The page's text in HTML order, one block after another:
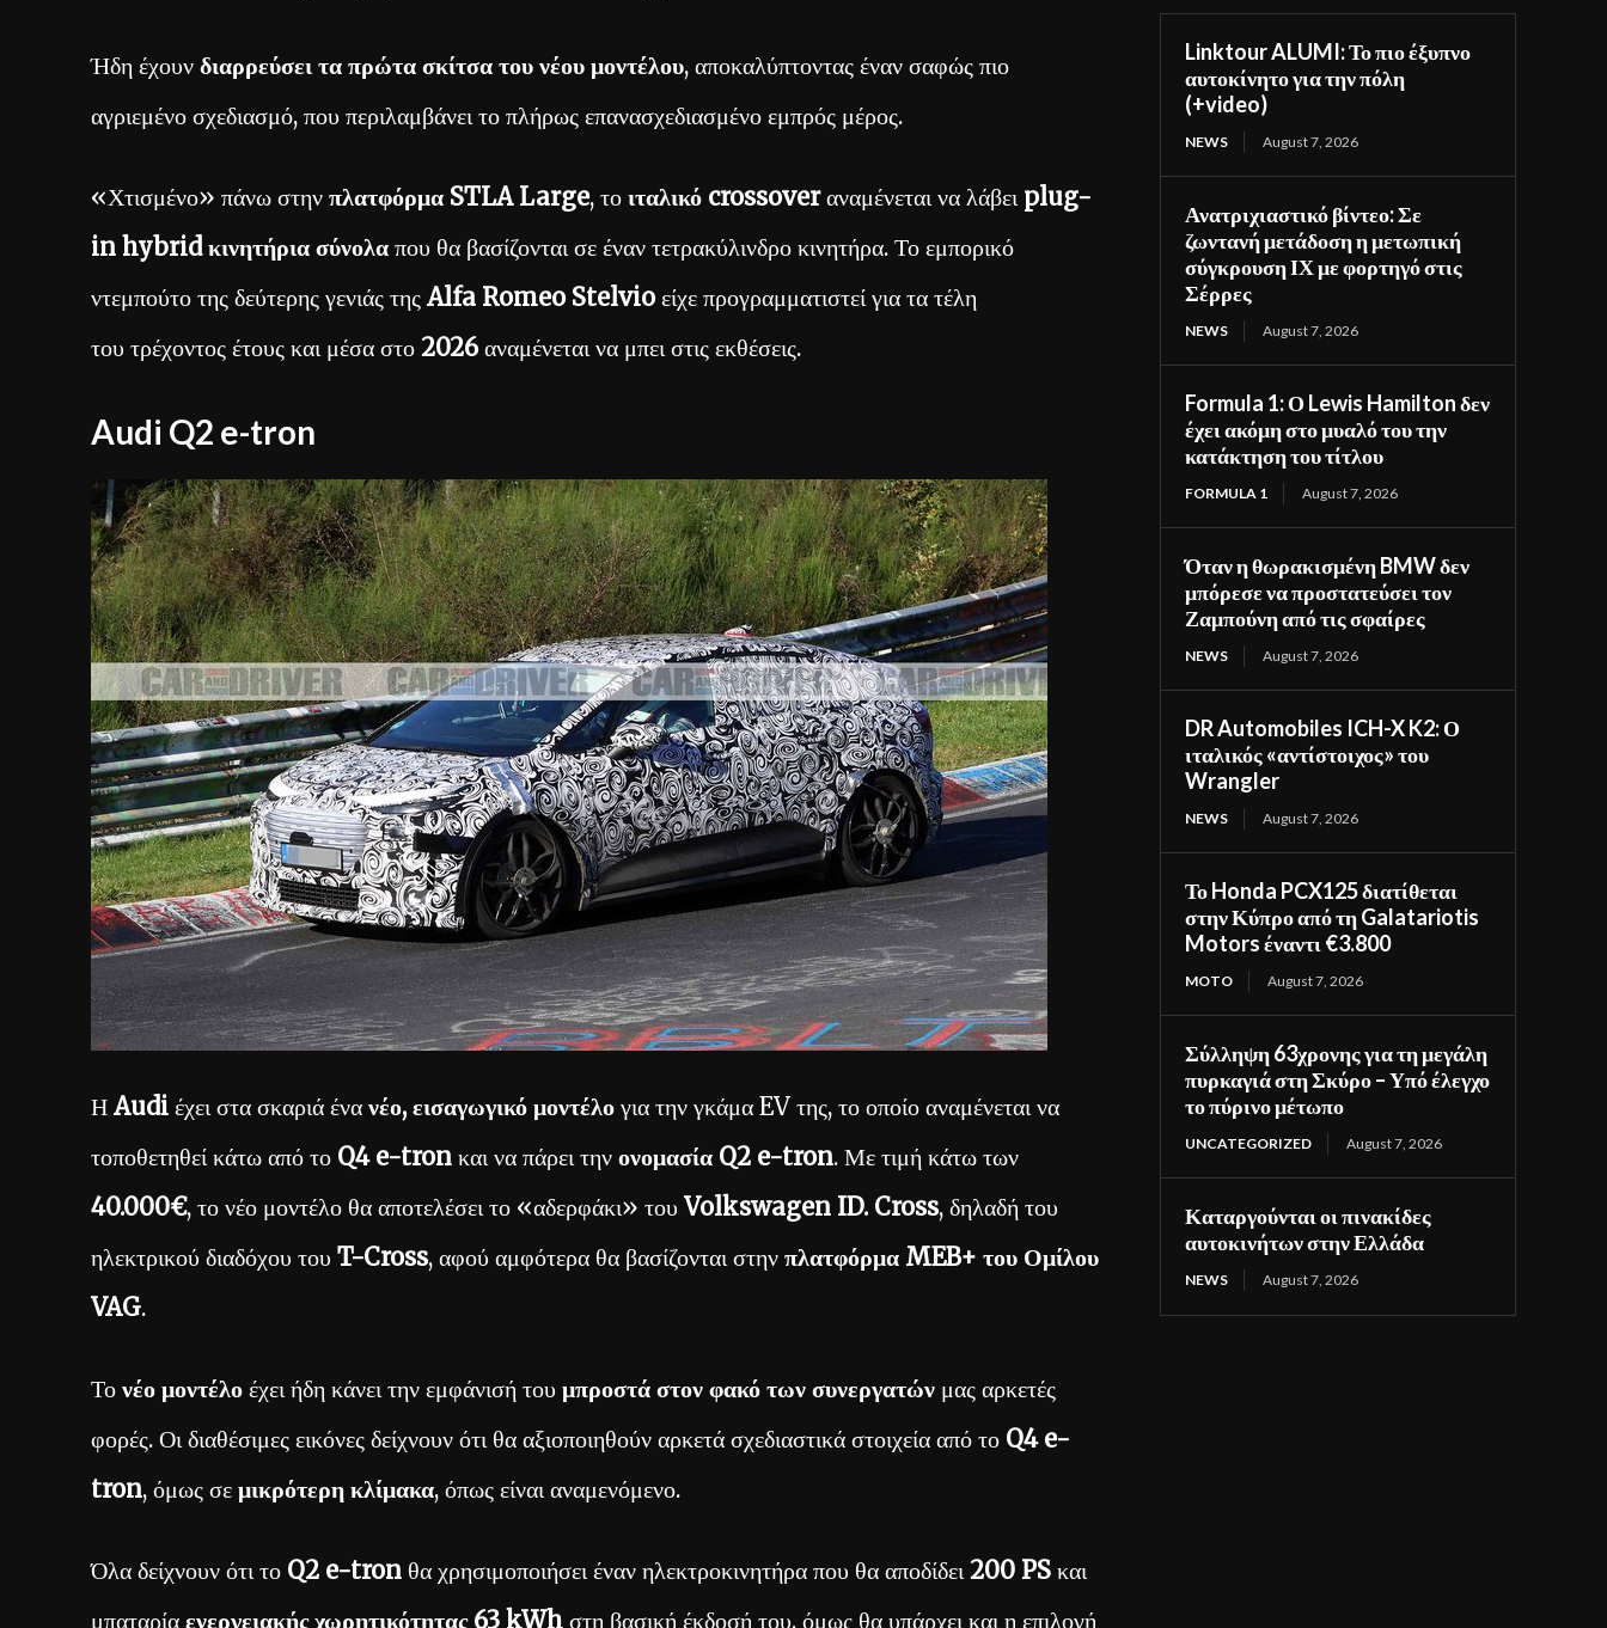
Ήδη έχουν διαρρεύσει τα πρώτα σκίτσα του νέου μοντέλου, αποκαλύπτοντας έναν σαφώς πιο
αγριεμένο σχεδιασμό, που περιλαμβάνει το πλήρως επανασχεδιασμένο εμπρός μέρος.
«Χτισμένο» πάνω στην πλατφόρμα STLA Large, το ιταλικό crossoverαναμένεται να λάβει plug-
in hybrid κινητήρια σύνολα που θα βασίζονται σε έναν τετρακύλινδρο κινητήρα. Το εμπορικό
ντεμπούτο της δεύτερης γενιάς της Alfa Romeo Stelvioείχε προγραμματιστεί για τα τέλη
του τρέχοντος έτους και μέσα στο 2026 αναμένεται να μπει στις εκθέσεις.
Audi Q2 e-tron
Η Audi έχει στα σκαριά ένα νέο, εισαγωγικό μοντέλο για την γκάμα EV της, το οποίο αναμένεται να
τοποθετηθεί κάτω από το Q4 e-tron και να πάρει την ονομασία Q2 e-tron. Με τιμή κάτω των
40.000€, το νέο μοντέλο θα αποτελέσει το «αδερφάκι» του Volkswagen ID. Cross, δηλαδή του
ηλεκτρικού διαδόχου του T-Cross, αφού αμφότερα θα βασίζονται στην πλατφόρμα MEB+ του Ομίλου
VAG.
Το νέο μοντέλο έχει ήδη κάνει την εμφάνισή του μπροστά στον φακό των συνεργατών μας αρκετές
φορές. Οι διαθέσιμες εικόνες δείχνουν ότι θα αξιοποιηθούν αρκετά σχεδιαστικά στοιχεία από το Q4 e-
tron, όμως σε μικρότερη κλίμακα, όπως είναι αναμενόμενο.
Όλα δείχνουν ότι το Q2 e-tron θα χρησιμοποιήσει έναν ηλεκτροκινητήρα που θα αποδίδει 200 PS και
μπαταρία ενεργειακής χωρητικότητας 63 kWh στη βασική έκδοσή του, όμως θα υπάρχει και η επιλογή
Linktour ALUMI: Το πιο έξυπνο
αυτοκίνητο για την πόλη
(+video)
NEWS August 7, 2026
Ανατριχιαστικό βίντεο: Σε
ζωντανή μετάδοση η μετωπική
σύγκρουση ΙΧ με φορτηγό στις
Σέρρες
NEWS August 7, 2026
Formula 1: Ο Lewis Hamilton δεν
έχει ακόμη στο μυαλό του την
κατάκτηση του τίτλου
FORMULA 1 August 7, 2026
Όταν η θωρακισμένη BMW δεν
μπόρεσε να προστατεύσει τον
Ζαμπούνη από τις σφαίρες
NEWS August 7, 2026
DR Automobiles ICH-X K2: Ο
ιταλικός «αντίστοιχος» του
Wrangler
NEWS August 7, 2026
Το Honda PCX125 διατίθεται
στην Κύπρο από τη Galatariotis
Motors έναντι €3.800
MOTO August 7, 2026
Σύλληψη 63χρονης για τη μεγάλη
πυρκαγιά στη Σκύρο – Υπό έλεγχο
το πύρινο μέτωπο
UNCATEGORIZED August 7, 2026
Καταργούνται οι πινακίδες
αυτοκινήτων στην Ελλάδα
NEWS August 7, 2026